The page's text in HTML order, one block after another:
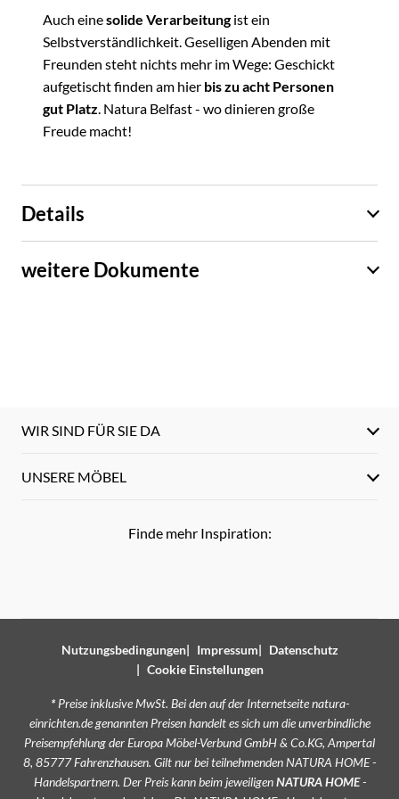
Auch einesolide Verarbeitungist ein
Selbstverständlichkeit. Geselligen Abenden mit
Freunden steht nichts mehr im Wege: Geschickt
aufgetischt finden am hier bis zu acht Personen
gut Platz. Natura Belfast - wo dinieren große
Freude macht!
Details
weitere Dokumente
WIR SIND FÜR SIE DA
UNSERE MÖBEL
Finde mehr Inspiration:
Nutzungsbedingungen Impressum
Datenschutz
Cookie Einstellungen
*Preise inklusive MwSt. Bei den auf der Internetseite natura-
einrichten.de genannten Preisen handelt es sich um die unverbindliche
Preisempfehlung der Europa Möbel-Verbund GmbH & Co.KG, Ampertal
8, 85777 Fahrenzhausen. Gilt nur bei teilnehmenden NATURA HOME -
Handelspartnern. Der Preis kann beim jeweiligenNATURA HOME-